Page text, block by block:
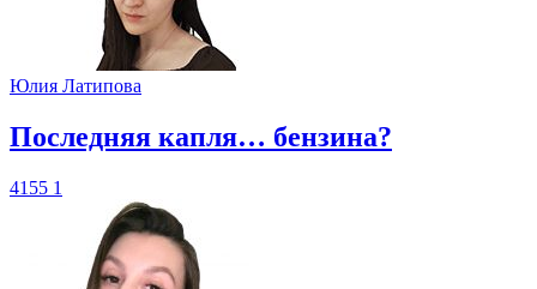
Юлия Латипова
​Последняя капля… бензина?
4155 1